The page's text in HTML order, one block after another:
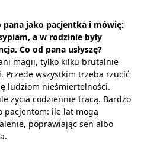
pana jako pacjentka i mówię:
a w rodzinie były
Co od pana usłyszę?
magii, tylko kilku brutalnie
Przede wszystkim trzeba rzucić
ludziom nieśmiertelności.
życia codziennie tracą. Bardzo
pacjentom: ile lat mogą
poprawiając sen albo